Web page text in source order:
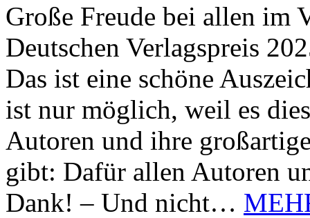
Große Freude bei allen im
Deutschen Verlagspreis
Das ist eine schöne
ist nur möglich, weil es
Autoren und ihre
gibt: Dafür allen Autoren
Dank! – Und nicht…